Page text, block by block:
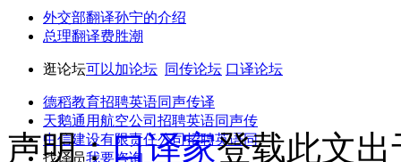
外交部翻译孙宁的介绍
总理翻译费胜潮
逛论坛可以加论坛 同传论坛 口译论坛
德稻教育招聘英语同声传译
天鹅通用航空公司招聘英语同声传
中信建设有限责任公司招聘英语同
找译员我要咨询
声明：口译家登载此文